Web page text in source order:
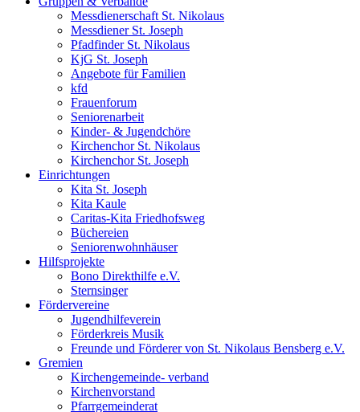
Messdienerschaft St. Nikolaus
Messdiener St. Joseph
Pfadfinder St. Nikolaus
KjG St. Joseph
Angebote für Familien
kfd
Frauenforum
Seniorenarbeit
Kinder- & Jugendchöre
Kirchenchor St. Nikolaus
Kirchenchor St. Joseph
Einrichtungen
Kita St. Joseph
Kita Kaule
Caritas-Kita Friedhofsweg
Büchereien
Seniorenwohnhäuser
Hilfsprojekte
Bono Direkthilfe e.V.
Sternsinger
Fördervereine
Jugendhilfeverein
Förderkreis Musik
Freunde und Förderer von St. Nikolaus Bensberg e.V.
Gremien
Kirchengemeinde- verband
Kirchenvorstand
Pfarrgemeinderat